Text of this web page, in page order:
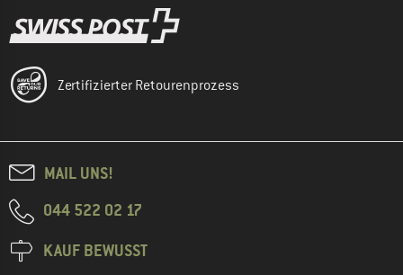
Zertifizierter Retourenprozess
MAIL UNS!
044 522 02 17
KAUF BEWUSST